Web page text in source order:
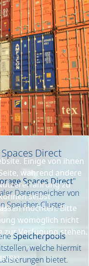
Direct
Spaces Direct"
Datenspeicher von
Speicher-Cluster
Speicherpools
welche hiermit
bietet.
Einige von ihnen
während andere
zu
selbst
möchten. Bitte
womöglich nicht
zur Verfügung stehen.